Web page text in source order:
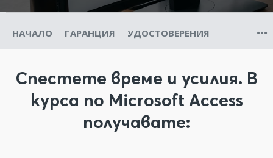
НАЧАЛО ГАРАНЦИЯ УДОСТОВЕРЕНИЯ
Спестете време и усилия. В
курса по Microsoft Access
получавате: